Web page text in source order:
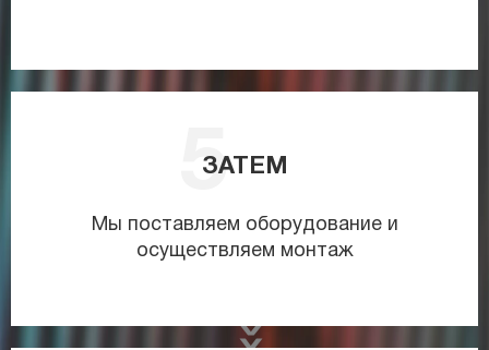
ЗАТЕМ
Мы поставляем оборудование и
осуществляем монтаж